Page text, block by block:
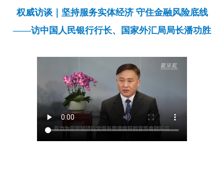
权威访谈｜坚持服务实体经济 守住金融风险底线
——访中国人民银行行长、国家外汇局局长潘功胜